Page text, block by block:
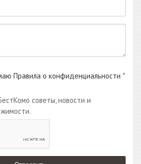
Правила о конфиденциальности *
советы, новости и